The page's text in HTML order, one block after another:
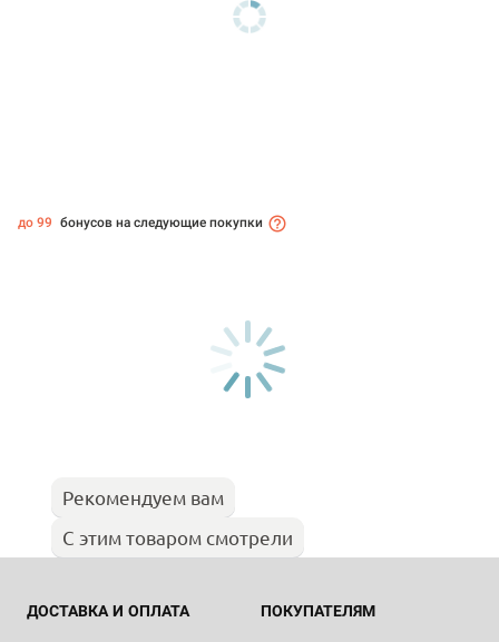
до 99 бонусов на следующие покупки
Рекомендуем вам
С этим товаром смотрели
ДОСТАВКА И ОПЛАТА ПОКУПАТЕЛЯМ